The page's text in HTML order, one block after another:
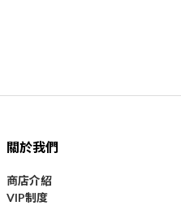
關於我們
商店介紹
VIP制度